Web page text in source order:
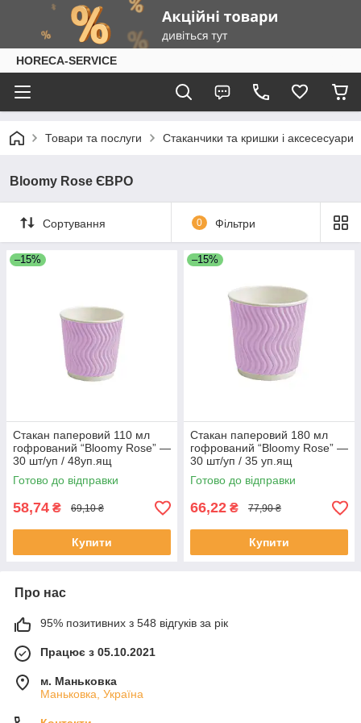
HORECA-SERVICE
Товари та послуги Стаканчики та кришки і аксесесуари
Bloomy Rose ЄВРО
Сортування 0 Фільтри
–15%
Стакан паперовий 110 мл
гофрований “Bloomy Rose” —
30 шт/уп / 48уп.ящ
Готово до відправки
58,74 ₴ 69,10 ₴
Купити
–15%
Стакан паперовий 180 мл
гофрований “Bloomy Rose” —
30 шт/уп / 35 уп.ящ
Готово до відправки
66,22 ₴ 77,90 ₴
Купити
Про нас
95% позитивних з 548 відгуків за рік
Працює з 05.10.2021
м. Маньковка
Маньковка, Україна